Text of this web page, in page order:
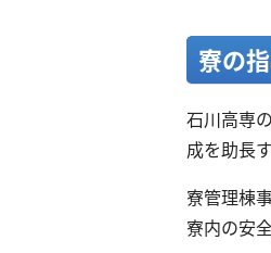
寮の
石川高専
成を助長
寮管理棟
寮内の安